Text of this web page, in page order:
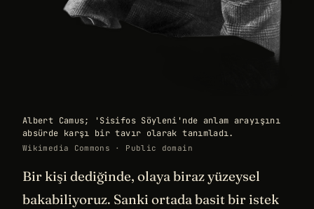
Albert Camus; 'Sisifos Söyleni'nde anlam arayışını
absürde karşı bir tavır olarak tanımladı.
Wikimedia Commons · Public domain
Bir kişi dediğinde, olaya biraz yüzeysel
bakabiliyoruz. Sanki ortada basit bir istek